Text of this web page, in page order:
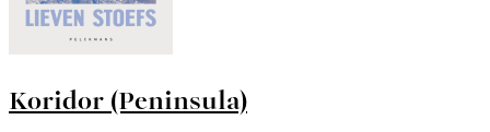
Koridor (Peninsula)